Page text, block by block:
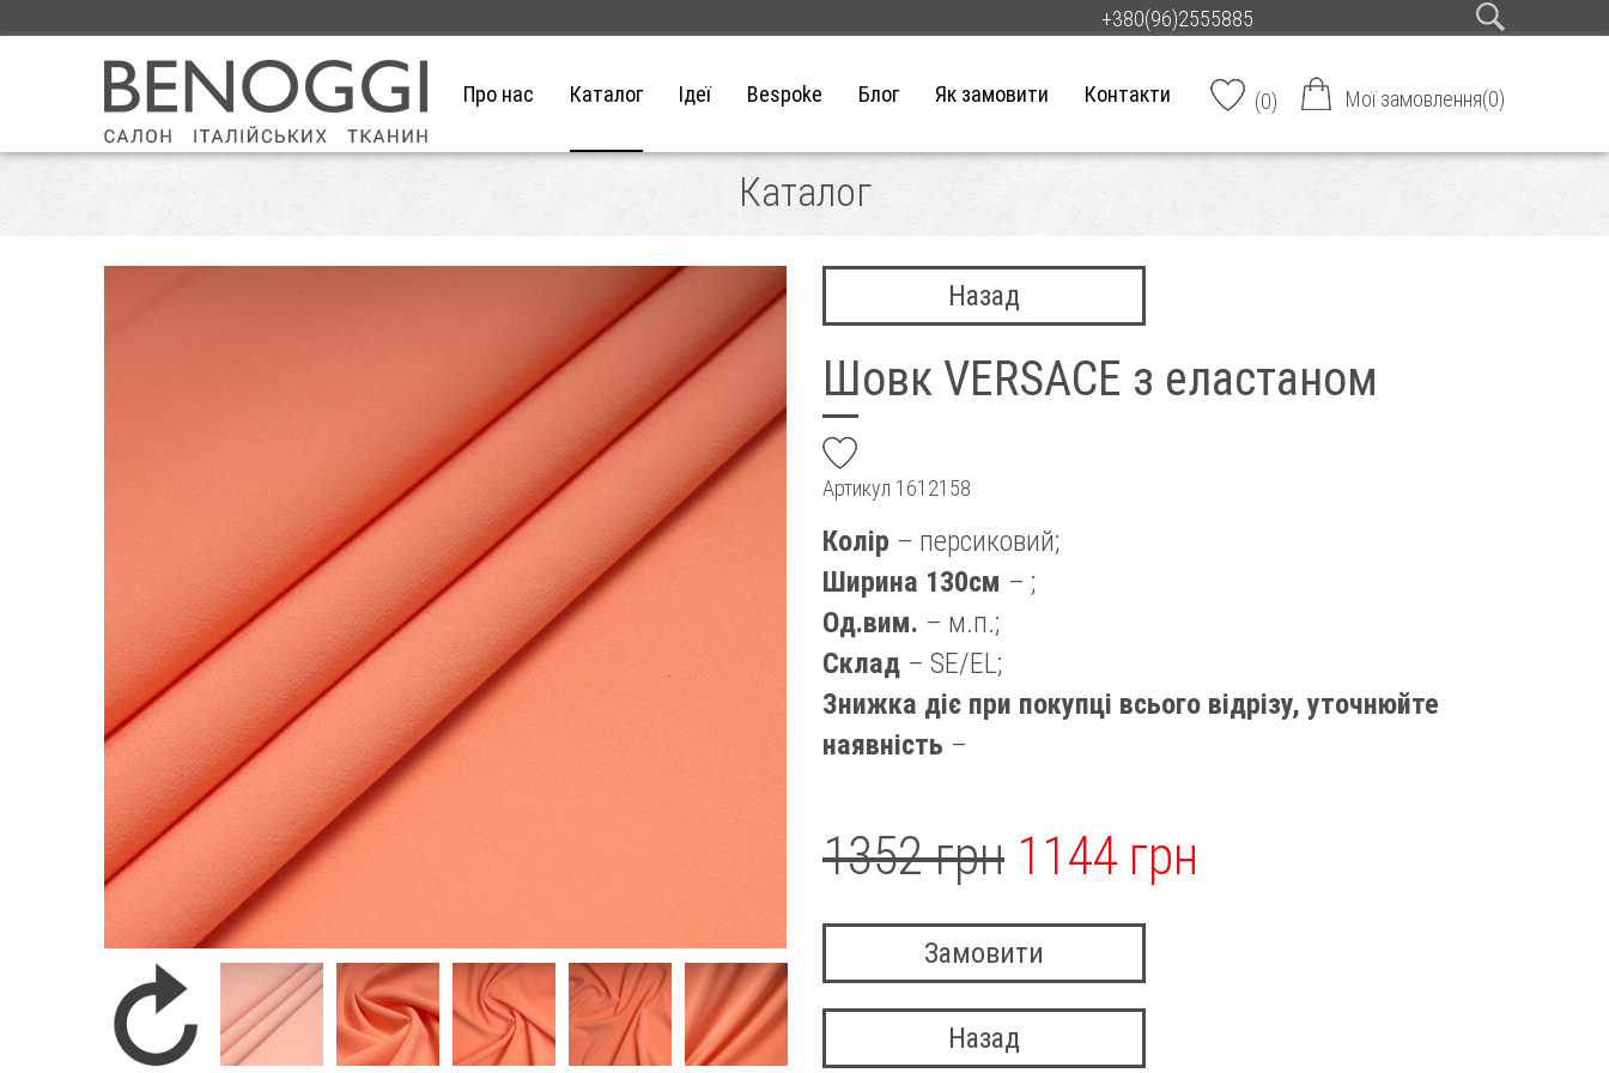
+380(96)2555885
Про нас Каталог Ідеї Bespoke Блог Як замовити Контакти (0) Мої замовлення(0)
Каталог
Назад
Шовк VERSACE з еластаном
Артикул 1612158
Колір – персиковий;
Ширина 130см – ;
Од.вим. – м.п.;
Склад – SE/EL;
Знижка діє при покупці всього відрізу, уточнюйте
наявність –
1352 грн 1144 грн
Замовити
Назад